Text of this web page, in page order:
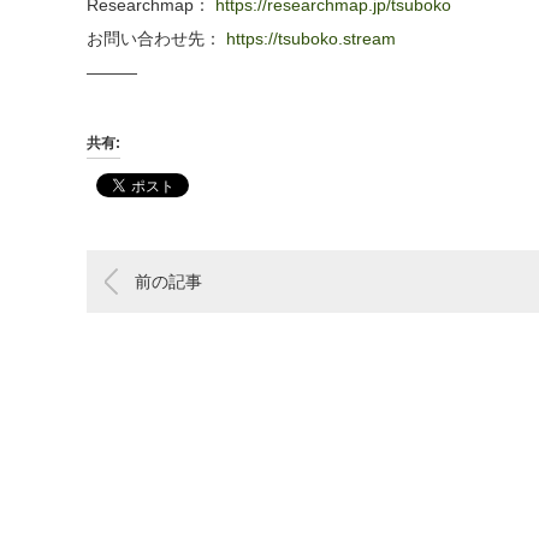
Researchmap：
https://researchmap.jp/tsuboko
お問い合わせ先： https://tsuboko.stream
―――
共有:
前の記事